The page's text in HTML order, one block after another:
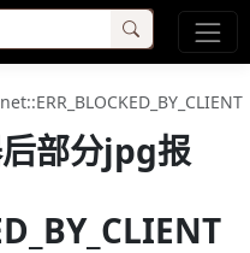
部分jpg报